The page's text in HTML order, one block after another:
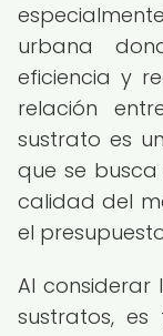
urbana
eficiencia y
relación
sustrato es
que se
calidad del
el
Al considerar
sustratos, es